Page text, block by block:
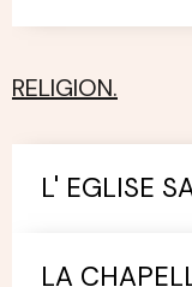
RELIGION.
L' EGLISE
LA